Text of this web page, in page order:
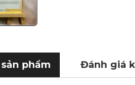
phẩm Đánh giá